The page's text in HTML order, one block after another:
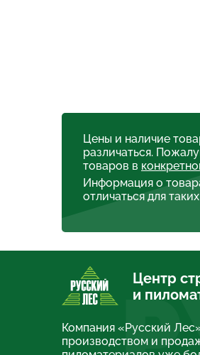
Цены и наличие
различаться.
товаров в
Информация о
отличаться для
Центр
и
Компания «Русский
производством и